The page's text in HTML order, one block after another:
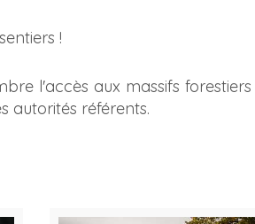
!
l'accès aux massifs forestiers
autorités référents.